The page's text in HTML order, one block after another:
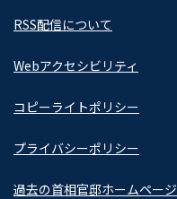
RSS配信について
Webアクセシビリティ
コピーライトポリシー
プライバシーポリシー
過去の首相官邸ホームページ